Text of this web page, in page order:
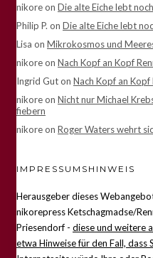
nikoreon Die alte Eiche lebt noch
Philip P. on Die alte Eiche lebt
Lisa on Mikrokosmos und
nikoreon Nach Kopf an Kopf
Ingrid Guton Nach Kopf an Kopf
nikoreon Nicht nur Michael
fiebern
nikoreon Roger Waters wehrt
IMPRESSUMSHINWEIS
Herausgeber dieses
nikorepress Ketschagmadse/
Priesendorf - diese und weitere
etwa Hinweise für den Fall, dass